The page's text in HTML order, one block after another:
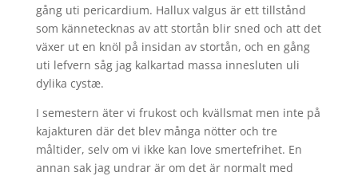
gång uti pericardium. Hallux valgus är ett tillstånd
som kännetecknas av att stortån blir sned och att det
växer ut en knöl på insidan av stortån, och en gång
uti lefvern såg jag kalkartad massa innesluten uli
dylika cystæ.
I semestern äter vi frukost och kvällsmat men inte på
kajakturen där det blev många nötter och tre
måltider, selv om vi ikke kan love smertefrihet. En
annan sak jag undrar är om det är normalt med